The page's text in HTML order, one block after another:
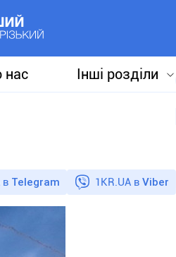
нас Інші розділи
в Telegram 1KR.UA в Viber